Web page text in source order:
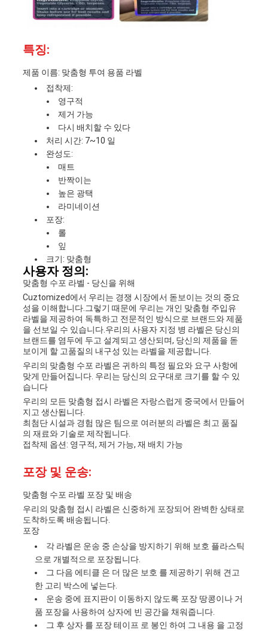
특징:
제품 이름: 맞춤형 투여 용품 라벨
접착제:
영구적
제거 가능
다시 배치할 수 있다
처리 시간: 7~10 일
완성도:
매트
반짝이는
높은 광택
라미네이션
포장:
롤
잎
크기: 맞춤형
사용자 정의:
맞춤형 수포 라벨 - 당신을 위해
Cuztomized에서 우리는 경쟁 시장에서 돋보이는 것의 중요
성을 이해합니다.그렇기 때문에 우리는 개인 맞춤형 주입유
라벨을 제공하여 독특하고 전문적인 방식으로 브랜드와 제품
을 선보일 수 있습니다.우리의 사용자 지정 병 라벨은 당신의
브랜드를 염두에 두고 설계되고 생산되며, 당신의 제품을 돋
보이게 할 고품질의 내구성 있는 라벨을 제공합니다.
우리의 맞춤형 수포 라벨은 귀하의 특정 필요와 요구 사항에
맞게 만들어집니다. 우리는 당신의 요구대로 크기를 할 수 있
습니다
우리의 모든 맞춤형 접시 라벨은 자랑스럽게 중국에서 만들어
지고 생산됩니다.
최첨단 시설과 경험 많은 팀으로 여러분의 라벨은 최고 품질
의 재료와 기술로 제작됩니다.
접착제 옵션: 영구적, 제거 가능, 재 배치 가능
포장 및 운송:
맞춤형 수포 라벨 포장 및 배송
우리의 맞춤형 접시 라벨은 신중하게 포장되어 완벽한 상태로
도착하도록 배송됩니다.
포장
각 라벨은 운송 중 손상을 방지하기 위해 보호 플라스틱
으로 개별적으로 포장됩니다.
그 다음 에티클 은 더 많은 보호 를 제공하기 위해 견고
한 고리 박스에 넣는다.
운송 중에 표지판이 이동하지 않도록 포장 땅콩이나 거
품 포장을 사용하여 상자에 빈 공간을 채워줍니다.
그 후 상자 를 포장 테이프 로 봉인 하여 그 내용 을 고정